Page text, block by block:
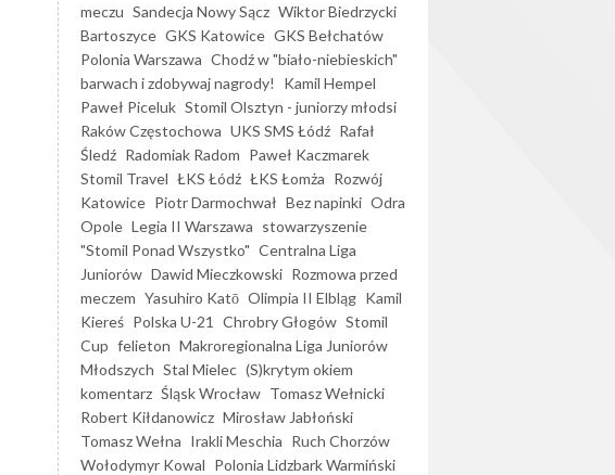
meczu Sandecja Nowy Sącz Wiktor Biedrzycki
Bartoszyce GKS Katowice GKS Bełchatów
Polonia Warszawa Chodź w "biało-niebieskich"
barwach i zdobywaj nagrody!
Kamil Hempel
Paweł Piceluk Stomil Olsztyn - juniorzy młodsi
Raków Częstochowa UKS SMS Łódź Rafał
Śledź Radomiak Radom Paweł Kaczmarek
Stomil Travel ŁKS Łódź ŁKS Łomża Rozwój
Katowice Piotr Darmochwał Bez napinki Odra
Opole Legia II Warszawa stowarzyszenie
"Stomil Ponad Wszystko" Centralna Liga
Juniorów Dawid Mieczkowski Rozmowa przed
meczem Yasuhiro Katō Olimpia II Elbląg Kamil
Kiereś Polska U-21 Chrobry Głogów Stomil
Cup felieton Makroregionalna Liga Juniorów
Młodszych Stal Mielec (S)krytym okiem
komentarz Śląsk Wrocław Tomasz Wełnicki
Robert Kiłdanowicz Mirosław Jabłoński
Tomasz Wełna Irakli Meschia Ruch Chorzów
Wołodymyr Kowal Polonia Lidzbark Warmiński